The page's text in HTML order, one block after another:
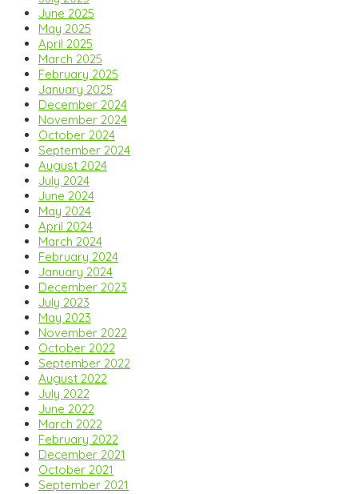
June 2025
May 2025
April 2025
March 2025
February 2025
January 2025
December 2024
November 2024
October 2024
September 2024
August 2024
July 2024
June 2024
May 2024
April 2024
March 2024
February 2024
January 2024
December 2023
July 2023
May 2023
November 2022
October 2022
September 2022
August 2022
July 2022
June 2022
March 2022
February 2022
December 2021
October 2021
September 2021